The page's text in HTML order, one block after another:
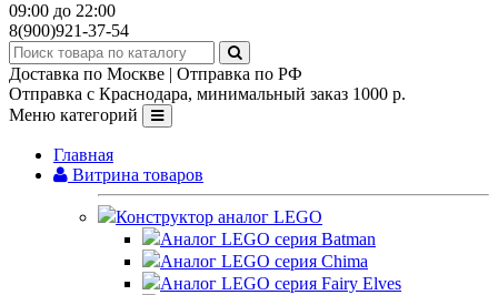
09:00 до 22:00
8(900)921-37-54
Доставка по Москве | Отправка по РФ
Отправка с Краснодара, минимальный заказ 1000 р.
Меню категорий
Главная
Витрина товаров
Конструктор аналог LEGO
Аналог LEGO серия Batman
Аналог LEGO серия Chima
Аналог LEGO серия Fairy Elves